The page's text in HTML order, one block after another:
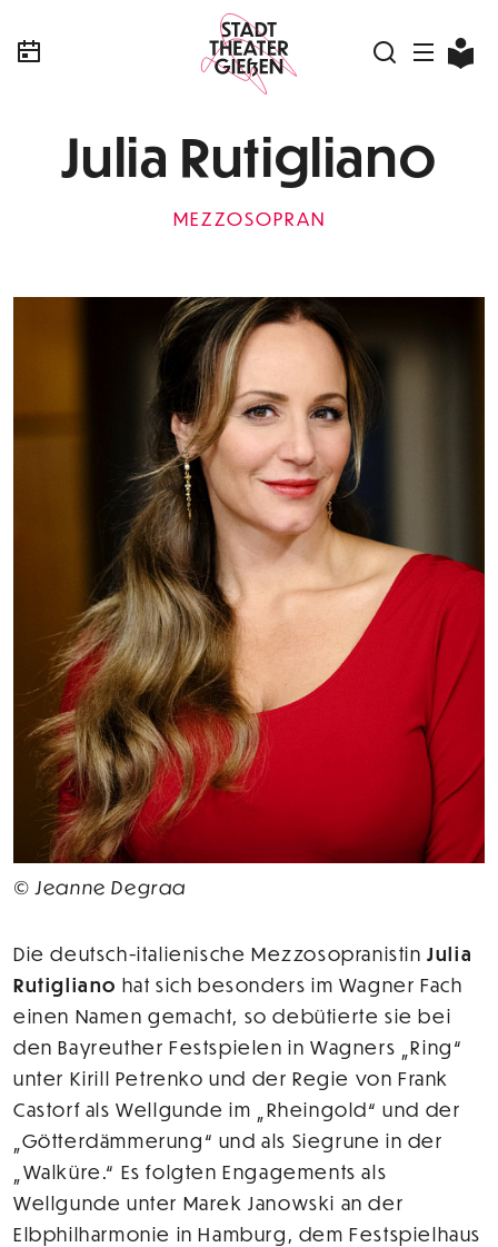
Julia Rutigliano
MEZZOSOPRAN
© Jeanne Degraa
Die deutsch-italienische MezzosopranistinJulia
Rutigliano hat sich besonders im Wagner Fach
einen Namen gemacht, so debütierte sie bei
den Bayreuther Festspielen in Wagners „Ring“
unter Kirill Petrenko und der Regie von Frank
Castorf als Wellgunde im „Rheingold“ und der
„Götterdämmerung“ und als Siegrune in der
„Walküre.“ Es folgten Engagements als
Wellgunde unter Marek Janowski an der
Elbphilharmonie in Hamburg, dem Festspielhaus